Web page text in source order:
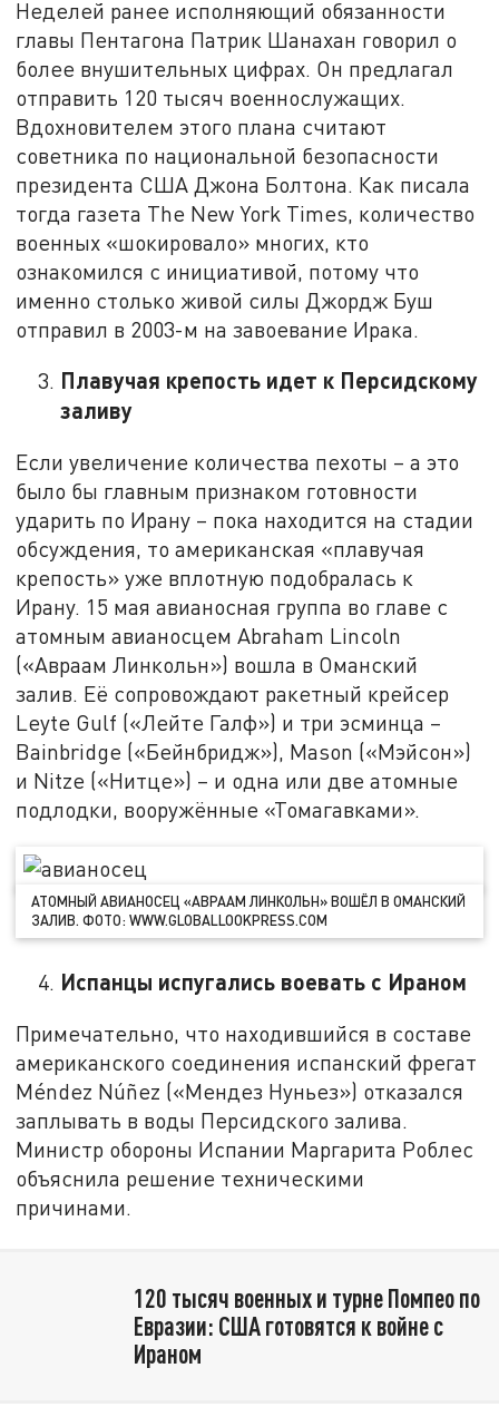
Неделей ранее исполняющий обязанности
главы Пентагона Патрик Шанахан говорил о
более внушительных цифрах. Он предлагал
отправить 120 тысяч военнослужащих.
Вдохновителем этого плана считают
советника по национальной безопасности
президента США Джона Болтона. Как писала
тогда газета The New York Times, количество
военных «шокировало» многих, кто
ознакомился с инициативой, потому что
именно столько живой силы Джордж Буш
отправил в 2003-м на завоевание Ирака.
Плавучая крепость идет к Персидскому
заливу
Если увеличение количества пехоты – а это
было бы главным признаком готовности
ударить по Ирану – пока находится на стадии
обсуждения, то американская «плавучая
крепость» уже вплотную подобралась к
Ирану. 15 мая авианосная группа во главе с
атомным авианосцем Abraham Lincoln
(«Авраам Линкольн») вошла в Оманский
залив. Её сопровождают ракетный крейсер
Leyte Gulf («Лейте Галф») и три эсминца –
Bainbridge («Бейнбридж»), Mason («Мэйсон»)
и Nitze («Нитце») – и одна или две атомные
подлодки, вооружённые «Томагавками».
АТОМНЫЙ АВИАНОСЕЦ «АВРААМ ЛИНКОЛЬН» ВОШЁЛ В ОМАНСКИЙ
ЗАЛИВ. ФОТО: WWW.GLOBALLOOKPRESS.COM
Испанцы испугались воевать с Ираном
Примечательно, что находившийся в составе
американского соединения испанский фрегат
Méndez Núñez («Мендез Нуньез») отказался
заплывать в воды Персидского залива.
Министр обороны Испании Маргарита Роблес
объяснила решение техническими
причинами.
120 тысяч военных и турне Помпео по
Евразии: США готовятся к войне с
Ираном